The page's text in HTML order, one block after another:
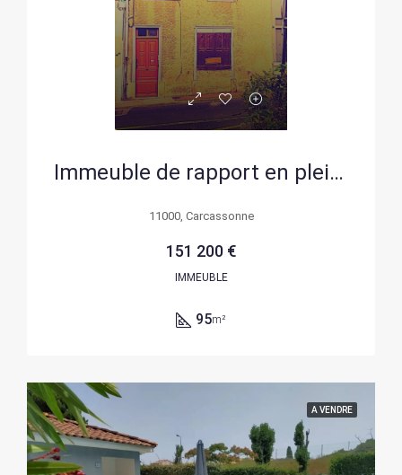
Immeuble de rapport en plein cœur de Carcassonne avec fort potentiel de revenu
11000, Carcassonne
151 200 €
IMMEUBLE
95m²
A VENDRE